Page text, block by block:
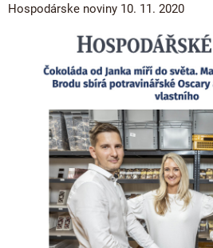
Hospodárske noviny 10. 11. 2020